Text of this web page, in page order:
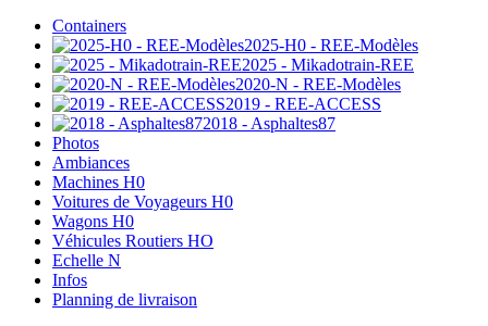
Containers
2025-H0 - REE-Modèles
2025 - Mikadotrain-REE
2020-N - REE-Modèles
2019 - REE-ACCESS
2018 - Asphaltes87
Photos
Ambiances
Machines H0
Voitures de Voyageurs H0
Wagons H0
Véhicules Routiers HO
Echelle N
Infos
Planning de livraison